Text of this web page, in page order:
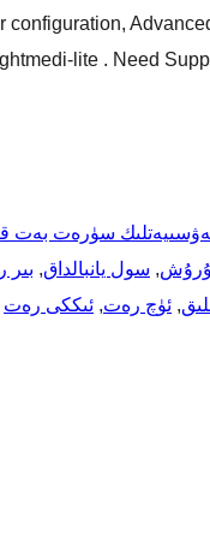
lite . Need
سۈرەت بەت
, سول يانبالداق, بىر
, ئۈچ رەت, ئىككى رەت